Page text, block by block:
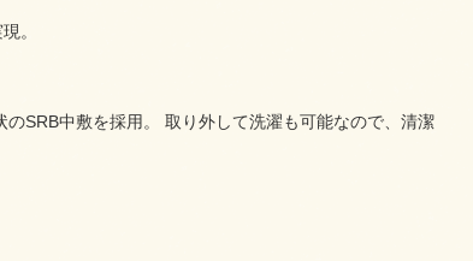
。
SRB中敷を採用。 取り外して洗濯も可能なので、清潔